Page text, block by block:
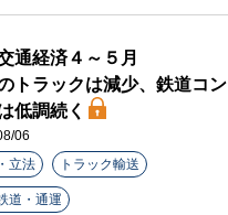
通経済４～５月
トラックは減少、鉄道コン
低調続く
06
立法
トラック輸送
道・通運